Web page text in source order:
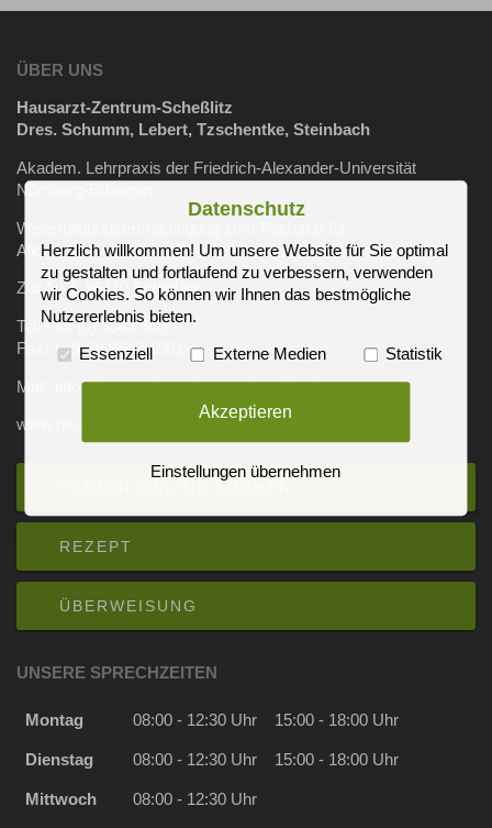
ÜBER UNS
Hausarzt-Zentrum-Scheßlitz
Dres. Schumm, Lebert, Tzschentke, Steinbach
Akadem. Lehrpraxis der Friedrich-Alexander-Universität
Nürnberg-Erlangen
Weiterbildungsermächtigung zum Facharzt für
Allgemeinmedizin (ambulante hausärztliche Versorgung)
Zur Au 4, 96110 Scheßlitz
Tel: +49 (0) 9542 501
Fax: +49 (0) 9542 1561
Mail: info@hausarzt-zentrum-schesslitz.de
www.hausarzt-zentrum-schesslitz.de
REZEPT
ÜBERWEISUNG
UNSERE SPRECHZEITEN
Montag 08:00 - 12:30 Uhr 15:00 - 18:00 Uhr
Dienstag 08:00 - 12:30 Uhr 15:00 - 18:00 Uhr
Mittwoch 08:00 - 12:30 Uhr
Datenschutz
Herzlich willkommen! Um unsere Website für Sie optimal
zu gestalten und fortlaufend zu verbessern, verwenden
wir Cookies. So können wir Ihnen das bestmögliche
Nutzererlebnis bieten.
Essenziell Externe Medien Statistik
Akzeptieren
Einstellungen übernehmen